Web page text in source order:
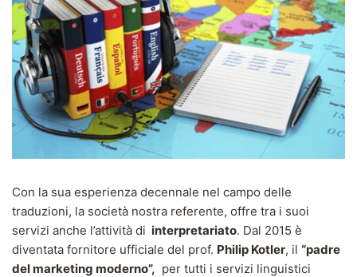
Con la sua esperienza decennale nel campo delle
traduzioni, la società nostra referente, offre tra i suoi
servizi anche l’attività di interpretariato. Dal 2015 è
diventata fornitore ufficiale del prof. Philip Kotler, il “padre
del marketing moderno”, per tutti i servizi linguistici